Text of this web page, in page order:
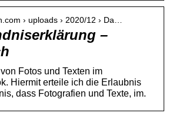
› uploads › 2020/12 › Da…
–
Fotos und Texten im
Hiermit erteile ich die Erlaubnis
dass Fotografien und Texte, im.